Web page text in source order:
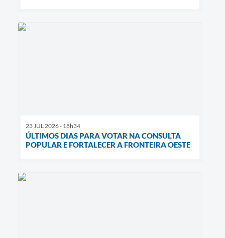
23 JUL 2026 - 18h34
ÚLTIMOS DIAS PARA VOTAR NA CONSULTA
POPULAR E FORTALECER A FRONTEIRA OESTE